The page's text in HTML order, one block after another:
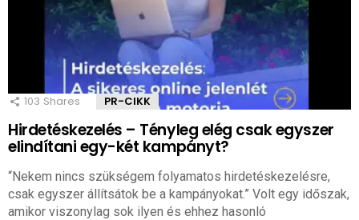
103 Shares PR-CIKK
Hirdetéskezelés – Tényleg elég csak egyszer
elindítani egy-két kampányt?
“Nekem nincs szükségem folyamatos hirdetéskezelésre,
csak egyszer állítsátok be a kampányokat.” Volt egy időszak,
amikor viszonylag sok ilyen és ehhez hasonló